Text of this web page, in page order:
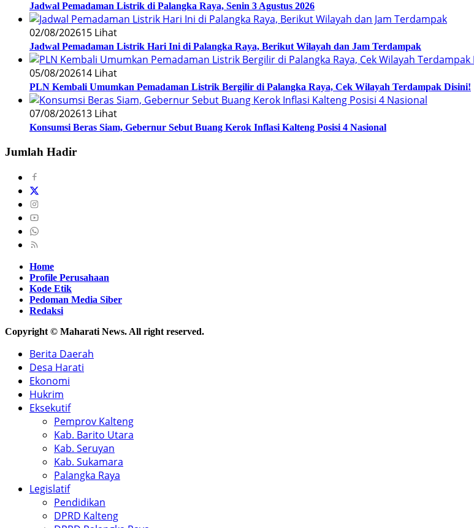
Jadwal Pemadaman Listrik di Palangka Raya, Senin 3 Agustus 2026
02/08/202615 Lihat
Jadwal Pemadaman Listrik Hari Ini di Palangka Raya, Berikut Wilayah dan Jam Terdampak
05/08/202614 Lihat
PLN Kembali Umumkan Pemadaman Listrik Bergilir di Palangka Raya, Cek Wilayah Terdampak Disini!
07/08/202613 Lihat
Konsumsi Beras Siam, Gebernur Sebut Buang Kerok Inflasi Kalteng Posisi 4 Nasional
Jumlah Hadir
Home
Profile Perusahaan
Kode Etik
Pedoman Media Siber
Redaksi
Copyright © Maharati News. All right reserved.
Berita Daerah
Desa Harati
Ekonomi
Hukrim
Eksekutif
Pemprov Kalteng
Kab. Barito Utara
Kab. Seruyan
Kab. Sukamara
Palangka Raya
Legislatif
Pendidikan
DPRD Kalteng